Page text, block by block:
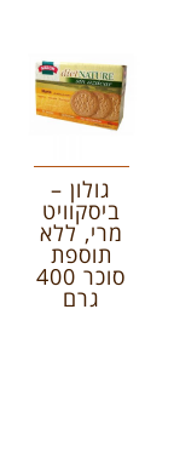
גולון –
ביסקוויט
מרי, ללא
תוספת
סוכר 400
גרם